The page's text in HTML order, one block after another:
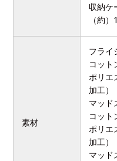
収納ケ
（約
素材
フライ
コット
ポリ
加工）
マッド
コット
ポリ
加工）
マッド